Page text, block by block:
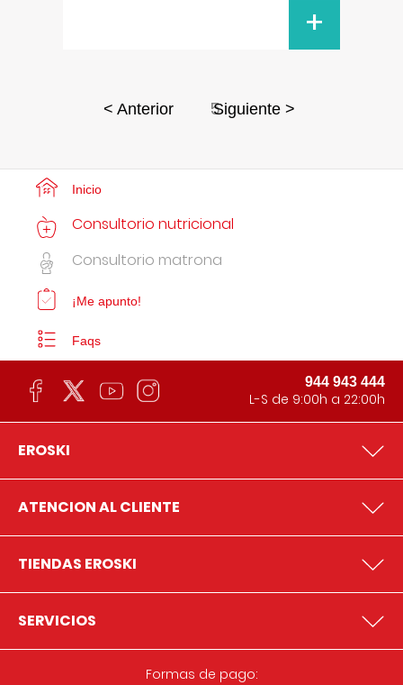
+
< Anterior 5
Siguiente >
Inicio
Consultorio nutricional
Consultorio matrona
¡Me apunto!
Faqs
944 943 444
L-S de 9:00h a 22:00h
EROSKI
ATENCION AL CLIENTE
TIENDAS EROSKI
SERVICIOS
Formas de pago: